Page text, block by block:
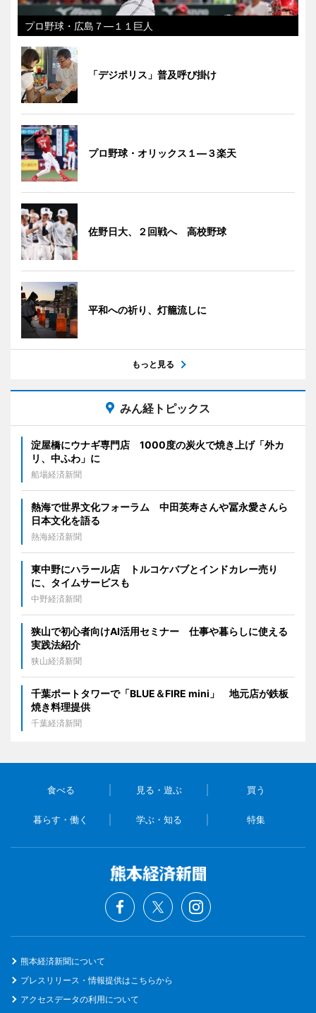
プロ野球・広島７―１１巨人
「デジポリス」普及呼び掛け
プロ野球・オリックス１―３楽天
佐野日大、２回戦へ 高校野球
平和への祈り、灯籠流しに
もっと見る
みん経トピックス
淀屋橋にウナギ専門店 1000度の炭火で焼き上げ「外カ
リ、中ふわ」に
船場経済新聞
熱海で世界文化フォーラム 中田英寿さんや冨永愛さんら
日本文化を語る
熱海経済新聞
東中野にハラール店 トルコケバブとインドカレー売り
に、タイムサービスも
中野経済新聞
狭山で初心者向けAI活用セミナー 仕事や暮らしに使える
実践法紹介
狭山経済新聞
千葉ポートタワーで「BLUE＆FIRE mini」 地元店が鉄板
焼き料理提供
千葉経済新聞
食べる 見る・遊ぶ 買う
暮らす・働く 学ぶ・知る 特集
熊本経済新聞について
プレスリリース・情報提供はこちらから
アクセスデータの利用について